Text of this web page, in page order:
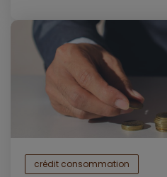
crédit consommation